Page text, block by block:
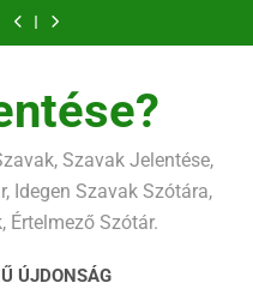
Szavak Jelentése,
Idegen Szavak Szótára,
Értelmező Szótár.
ÚJDONSÁG